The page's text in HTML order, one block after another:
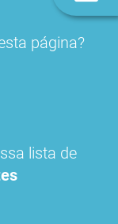
página?
lista de